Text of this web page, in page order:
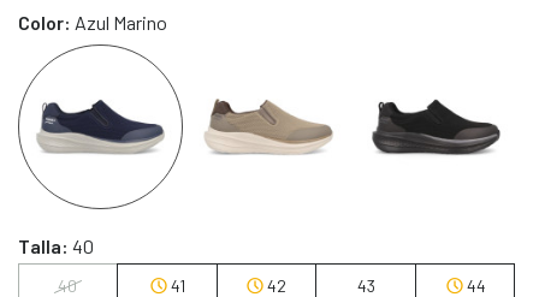
Color: Azul Marino
Talla: 40
40 41 42 43 44